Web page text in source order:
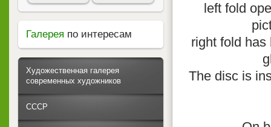
left fold
right fold has
The disc is
Галерея по интересам
Художественная галерея
современных художников
СССР